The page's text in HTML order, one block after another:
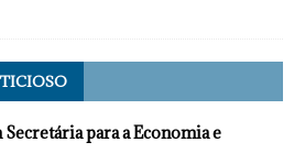
Secretária para a Economia e